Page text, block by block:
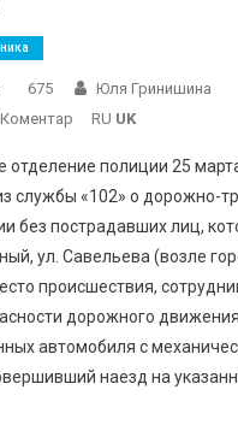
675
Юля Гринишина
On
Наезд
И
Скрылся:
Виновник
ДТП
В
Южном
Заплатил
RU UK
отделение полиции 25
службы «102» о дорожно-
без пострадавших лиц,
ул. Савельева (возле
происшествия,
дорожного
автомобиля с
наезд на